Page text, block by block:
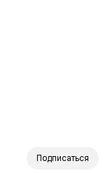
Подписаться